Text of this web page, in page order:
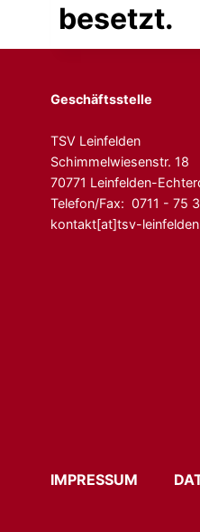
besetzt.
Geschäftsstelle
TSV Leinfelden
Schimmelwiesenstr. 18
70771 Leinfelden-
Telefon/Fax: 0711 - 75
kontakt[at]tsv-
IMPRESSUM